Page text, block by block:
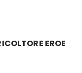
EROE